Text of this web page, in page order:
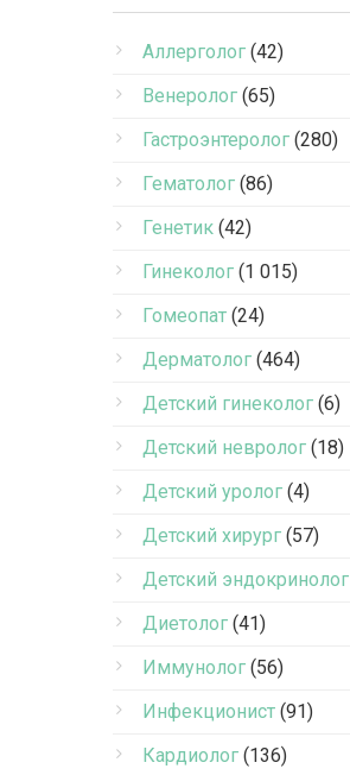
Аллерголог (42)
Венеролог (65)
Гастроэнтеролог (280)
Гематолог (86)
Генетик (42)
Гинеколог (1 015)
Гомеопат (24)
Дерматолог (464)
Детский гинеколог (6)
Детский невролог (18)
Детский уролог (4)
Детский хирург (57)
Детский эндокринолог
Диетолог (41)
Иммунолог (56)
Инфекционист (91)
Кардиолог (136)